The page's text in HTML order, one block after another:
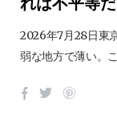
2026年7月28日東
弱な地方で薄い。